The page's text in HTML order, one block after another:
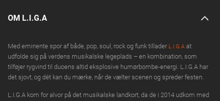
OM L.I.G.A
Med eminente spor af både, pop, soul, rock og funk tillader L.I.G.A at
udfolde sig på verdens musikalske legeplads – en kombination, som
tilføjer rygvind til duoens altid eksplosive humørbombe-energi. L.I.G.A har
det sjovt, og dét kan du mærke, når de vælter scenen og spreder festen.
L.I.G.A kom for alvor på det musikalske landkort, da de i 2014 udkom med